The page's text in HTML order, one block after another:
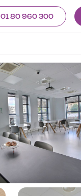
01 80 960 300